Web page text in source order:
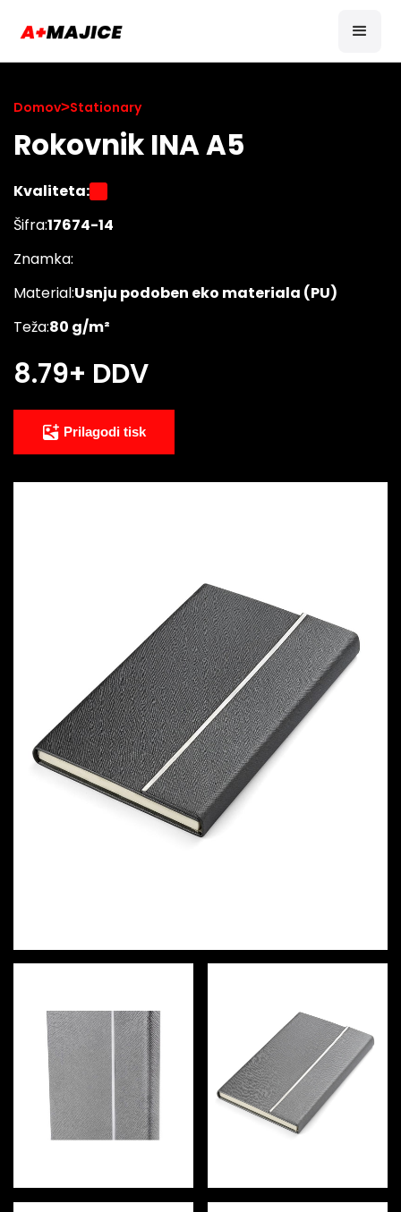
Domov>Stationary
Rokovnik INA A5
Kvaliteta:
Šifra:17674-14
Znamka:
Material:Usnju podoben eko materiala (PU)
Teža:80 g/m²
8.79+ DDV
Prilagodi tisk